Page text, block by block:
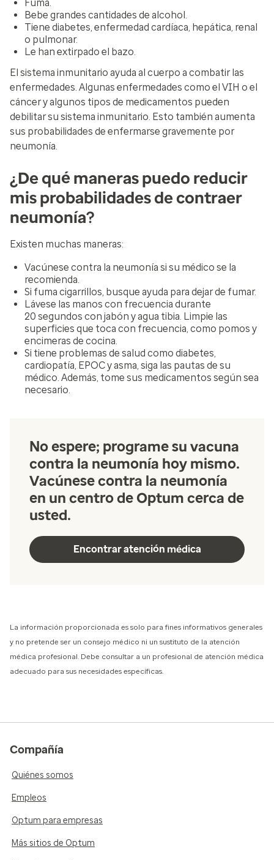
Fuma.
Bebe grandes cantidades de alcohol.
Tiene diabetes, enfermedad cardíaca, hepática, renal
o pulmonar.
Le han extirpado el bazo.
El sistema inmunitario ayuda al cuerpo a combatir las
enfermedades. Algunas enfermedades como el VIH o el
cáncer y algunos tipos de medicamentos pueden
debilitar su sistema inmunitario. Esto también aumenta
sus probabilidades de enfermarse gravemente por
neumonía.
¿De qué maneras puedo reducir
mis probabilidades de contraer
neumonía?
Existen muchas maneras:
Vacúnese contra la neumonía si su médico se la
recomienda.
Si fuma cigarrillos, busque ayuda para dejar de fumar.
Lávese las manos con frecuencia durante
20 segundos con jabón y agua tibia. Limpie las
superficies que toca con frecuencia, como pomos y
encimeras de cocina.
Si tiene problemas de salud como diabetes,
cardiopatía, EPOC y asma, siga las pautas de su
médico. Además, tome sus medicamentos según sea
necesario.
No espere; programe su vacuna
contra la neumonía hoy mismo.
Vacúnese contra la neumonía
en un centro de Optum cerca de
usted.
Encontrar atención médica
La información proporcionada es solo para fines informativos generales
y no pretende ser un consejo médico ni un sustituto de la atención
médica profesional. Debe consultar a un profesional de atención médica
adecuado para sus necesidades específicas.
Compañía
Quiénes somos
Empleos
Optum para empresas
Más sitios de Optum